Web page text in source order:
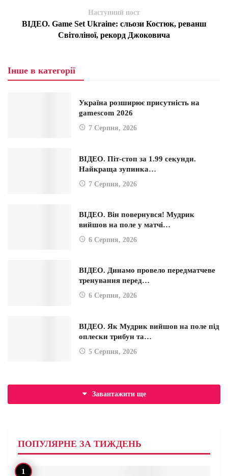
Наступний пост
ВІДЕО. Game Set Ukraine: сльози Костюк, реванш
Світоліної, рекорд Джоковича
Інше в категорії
Україна розширює присутність на
gamescom 2026
7 Серпня, 2026
ВІДЕО. Піт-стоп за 1.99 секунди.
Найкраща зупинка…
7 Серпня, 2026
ВІДЕО. Він повернувся! Мудрик
вийшов на поле у матчі…
6 Серпня, 2026
ВІДЕО. Динамо провело передматчеве
тренування перед…
6 Серпня, 2026
ВІДЕО. Як Мудрик вийшов на поле під
оплески трибун та…
5 Серпня, 2026
Завантажити ще
ПОПУЛЯРНЕ ЗА ТИЖДЕНЬ